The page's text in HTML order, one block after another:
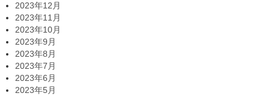
2023年12月
2023年11月
2023年10月
2023年9月
2023年8月
2023年7月
2023年6月
2023年5月